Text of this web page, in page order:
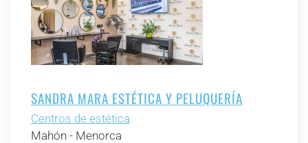
SANDRA MARA ESTÉTICA Y PELUQUERÍA
Centros de estética
Mahón - Menorca